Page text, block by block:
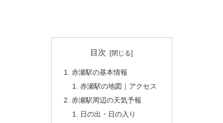
目次
赤瀬駅の基本情報
赤瀬駅の地図｜アクセス
赤瀬駅周辺の天気予報
日の出・日の入り